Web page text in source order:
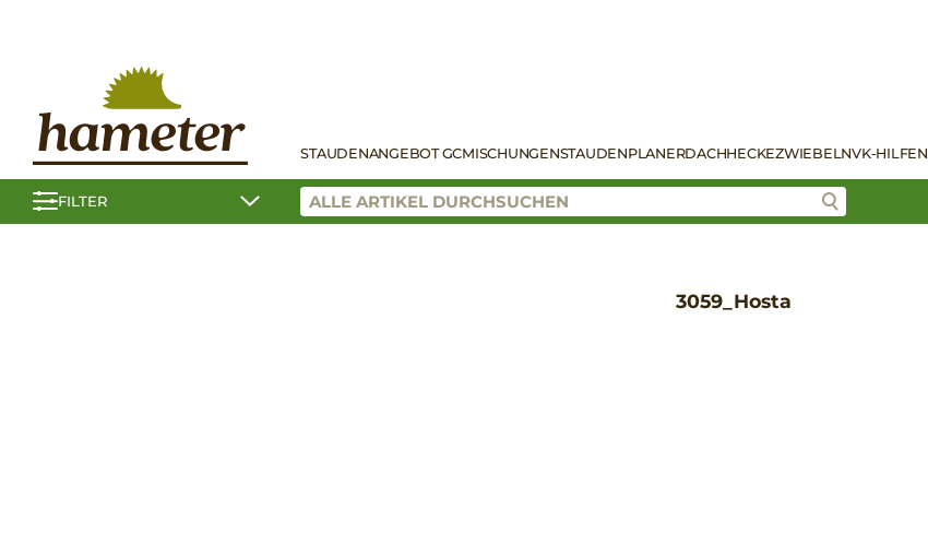
STAUDENANGEBOT GCMISCHUNGENSTAUDENPLANERDACHHECKEZWIEBELNVK-HILFEN
FILTER
3059_Hosta